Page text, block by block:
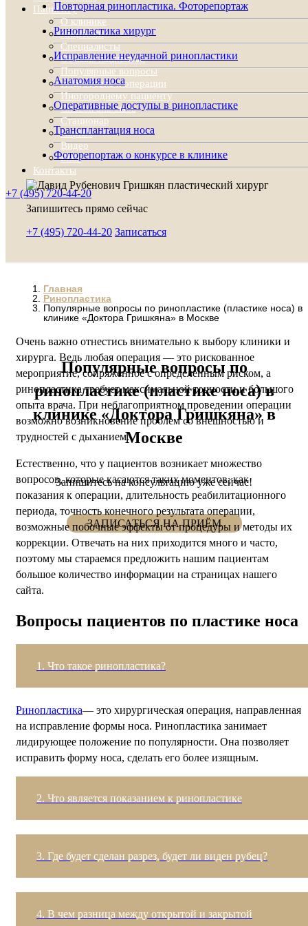
Пациенту
О клинике
Лицензии
Специалисты
Отзывы пациентов
Популярные вопросы
Подготовка к операции
Иногороднему пациенту
Список анализов
Стационар
Наркоз
Видео
Блог
Контакты
+7 (495) 720-44-20
Популярные вопросы по
ринопластике (пластике носа) в
клинике «Доктора Гришкяна» в
Москве
Запишитесь на консультацию уже сейчас!
ЗАПИСАТЬСЯ НА ПРИЁМ
Повторная ринопластика. Фоторепортаж
Ринопластика хирург
Исправление неудачной ринопластики
Анатомия носа
Оперативные доступы в ринопластике
Трансплантация носа
Фоторепортаж о конкурсе в клинике
Запишитесь прямо сейчас
+7 (495) 720-44-20 Записаться
Главная
Ринопластика
Популярные вопросы по ринопластике (пластике носа) в
клинике «Доктора Гришкяна» в Москве
Очень важно отнестись внимательно к выбору клиники и
хирурга. Ведь любая операция — это рискованное
мероприятие, сопряженное с определенным риском, а
ринопластика требует максимальной точности и большого
опыта врача. При неблагоприятном проведении операции
возможно возникновение проблем со внешностью и
трудностей с дыханием.
Естественно, что у пациентов возникает множество
вопросов, которые касаются таких моментов, как
показания к операции, длительность реабилитационного
периода, точность конечного результата операции,
возможные побочные эффекты от процедуры и методы их
коррекции. Отвечать на них приходится много и часто,
поэтому мы стараемся предложить нашим пациентам
большое количество информации на страницах нашего
сайта.
Вопросы пациентов по пластике носа
1. Что такое ринопластика?
Ринопластика— это хирургическая операция, направленная
на исправление формы носа. Ринопластика занимает
лидирующее положение по популярности. Она позволяет
исправить форму носа, сделать его более изящным.
2. Что является показанием к ринопластике
3. Где будет сделан разрез, будет ли виден рубец?
4. В чем разница между открытой и закрытой